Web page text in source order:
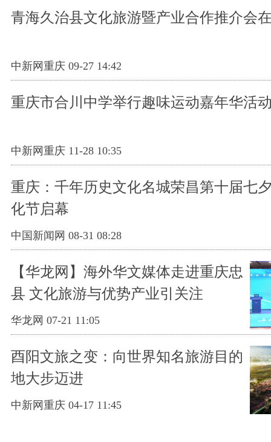
青海久治县文化旅游暨产业合作推介会
中新网重庆 09-27 14:42
重庆市合川中学举行趣味运动嘉年华活
中新网重庆 11-28 10:35
重庆：千年历史文化名城荣昌第十届七
化节启幕
中国新闻网 08-31 08:28
【华龙网】海外华文媒体走进重庆忠
县 文化旅游与优势产业引关注
华龙网 07-21 11:05
酉阳文旅之变：向世界知名旅游目的
地大步迈进
中新网重庆 04-17 11:45